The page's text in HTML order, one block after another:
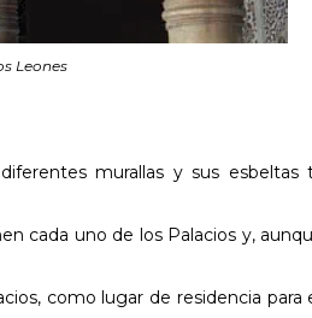
Leones
murallas y sus esbeltas
cada uno de los Palacios y,
como lugar de residencia para